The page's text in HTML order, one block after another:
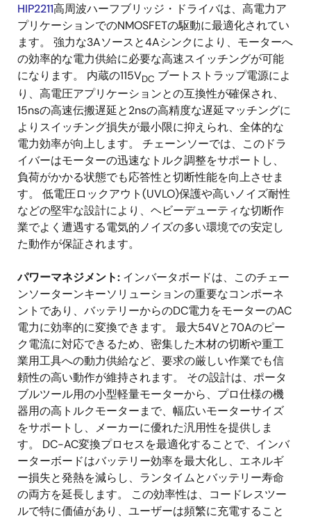
HIP2211高周波ハーフブリッジ・ドライバは、高電力ア
プリケーションでのNMOSFETの駆動に最適化されてい
ます。 強力な3Aソースと4Aシンクにより、モーターへ
の効率的な電力供給に必要な高速スイッチングが可能
になります。 内蔵の115VDC ブートストラップ電源によ
り、高電圧アプリケーションとの互換性が確保され、
15nsの高速伝搬遅延と2nsの高精度な遅延マッチングに
よりスイッチング損失が最小限に抑えられ、全体的な
電力効率が向上します。 チェーンソーでは、このドラ
イバーはモーターの迅速なトルク調整をサポートし、
負荷がかかる状態でも応答性と切断性能を向上させま
す。 低電圧ロックアウト(UVLO)保護や高いノイズ耐性
などの堅牢な設計により、ヘビーデューティな切断作
業でよく遭遇する電気的ノイズの多い環境での安定し
た動作が保証されます。
パワーマネジメント: インバータボードは、このチェー
ンソーターンキーソリューションの重要なコンポーネ
ントであり、バッテリーからのDC電力をモーターのAC
電力に効率的に変換できます。 最大54Vと70Aのピー
ク電流に対応できるため、密集した木材の切断や重工
業用工具への動力供給など、要求の厳しい作業でも信
頼性の高い動作が維持されます。 その設計は、ポータ
ブルツール用の小型軽量モーターから、プロ仕様の機
器用の高トルクモーターまで、幅広いモーターサイズ
をサポートし、メーカーに優れた汎用性を提供しま
す。 DC-AC変換プロセスを最適化することで、インバ
ーターボードはバッテリー効率を最大化し、エネルギ
ー損失と発熱を減らし、ランタイムとバッテリー寿命
の両方を延長します。 この効率性は、コードレスツー
ルで特に価値があり、ユーザーは頻繁に充電すること